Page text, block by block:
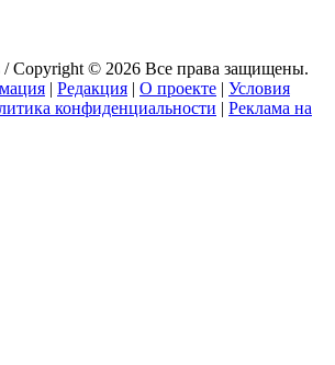
/ Copyright © 2026 Все права защищены.
| Редакция | О проекте | Условия
конфиденциальности | Реклама на